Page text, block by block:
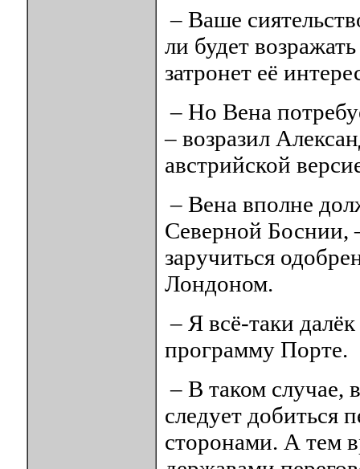
– Ваше
ли будет
затронет её
– Но Вена
– возразил
австрийской
– Вена вполне
Северной Боснии,
заручиться
Лондоном.
– Я всё-таки
программу Порте.
– В таком случае,
следует
сторонами. А тем